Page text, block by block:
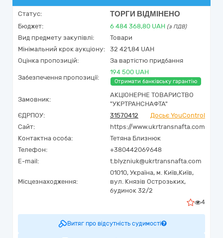
Статус: ТОРГИ ВІДМІНЕНО
Бюджет: 6 484 368,80 UAH (з ПДВ)
Вид предмету закупівлі:
Товари
Мінімальний крок аукціону:
32 421,84 UAH
Оцінка пропозицій:
За вартістю придбання
Забезпечення пропозиції:
194 500 UAH
Отримати банківську гарантію
Замовник:
АКЦІОНЕРНЕ ТОВАРИСТВО
"УКРТРАНСНАФТА"
ЄДРПОУ:
31570412
Досьє YouControl
Сайт:
https://www.ukrtransnafta.com
Контактна особа:
Тетяна Близнюк
Телефон:
+380442069648
E-mail:
t.blyzniuk@ukrtransnafta.com
Місцезнаходження:
01010, Україна, м. Київ,Київ,
вул. Князів Острозьких,
будинок 32/2
4
Витяг про відсутність судимості